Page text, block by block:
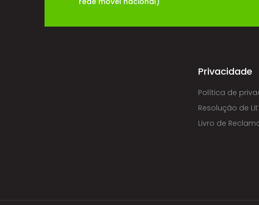
Privacidade
Política de
Resolução de
Livro de